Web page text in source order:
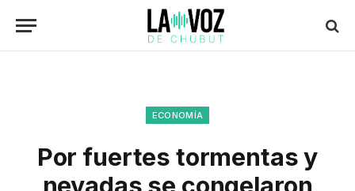
ECONOMÍA
Por fuertes tormentas y